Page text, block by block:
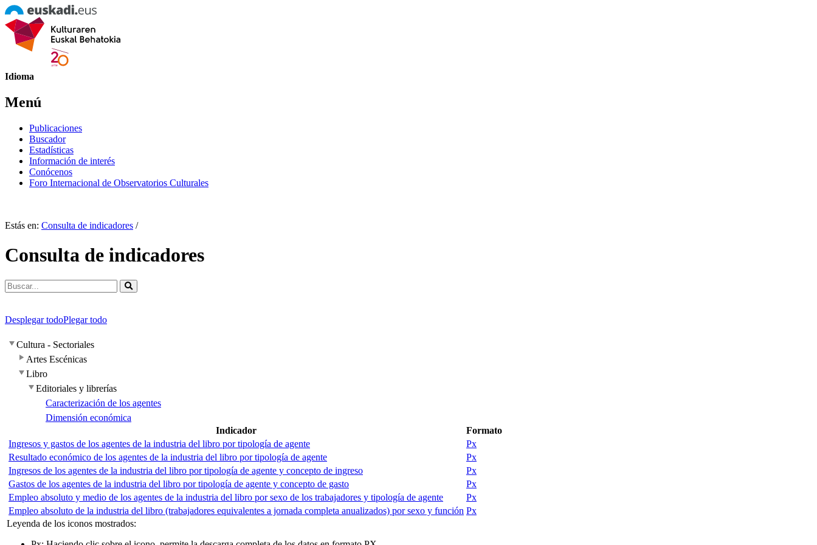
Idioma
Menú
Publicaciones
Buscador
Estadísticas
Información de interés
Conócenos
Foro Internacional de Observatorios Culturales
Estás en: Consulta de indicadores /
Consulta de indicadores
Desplegar todoPlegar todo
Cultura - Sectoriales
Artes Escénicas
Libro
Editoriales y librerías
Caracterización de los agentes
Dimensión económica
Indicador
Formato
Ingresos y gastos de los agentes de la industria del libro por tipología de agente
Px
Resultado económico de los agentes de la industria del libro por tipología de agente
Px
Ingresos de los agentes de la industria del libro por tipología de agente y concepto de ingreso
Px
Gastos de los agentes de la industria del libro por tipología de agente y concepto de gasto
Px
Empleo absoluto y medio de los agentes de la industria del libro por sexo de los trabajadores y tipología de agente
Px
Empleo absoluto de la industria del libro (trabajadores equivalentes a jornada completa anualizados) por sexo y función Px
Leyenda de los iconos mostrados: